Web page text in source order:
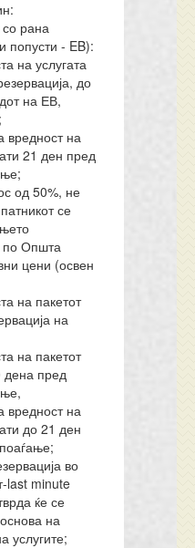
рана
попусти - EB):
на услугата
до
на ЕВ,
вредност на
21 ден пред
од 50%, не
се
по Општа
цени (освен
на пакетот
на
на пакетот
дена пред
вредност на
до 21 ден
во
last minute
ќе се
на
услугите;